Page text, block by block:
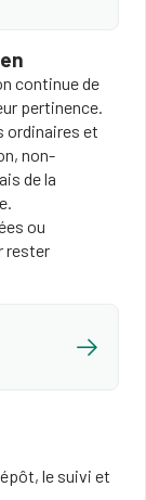
continue de
pertinence.
ordinaires et
non-
de la
ou
rester
le suivi et